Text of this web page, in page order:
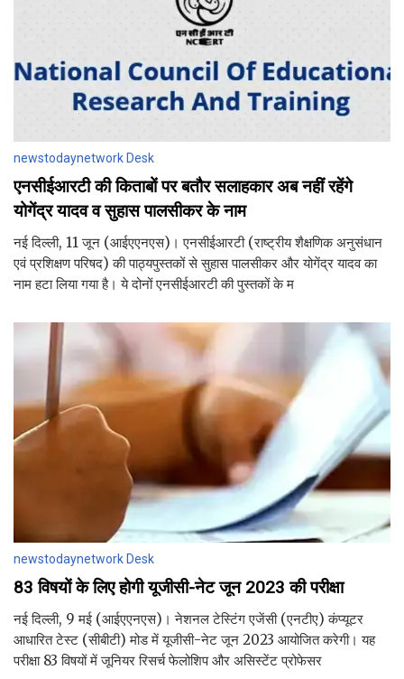
newstodaynetwork Desk
एनसीईआरटी की किताबों पर बतौर सलाहकार अब नहीं रहेंगे
योगेंद्र यादव व सुहास पालसीकर के नाम
नई दिल्ली, 11 जून (आईएएनएस)। एनसीईआरटी (राष्ट्रीय शैक्षणिक अनुसंधान
एवं प्रशिक्षण परिषद) की पाठ्यपुस्तकों से सुहास पालसीकर और योगेंद्र यादव का
नाम हटा लिया गया है। ये दोनों एनसीईआरटी की पुस्तकों के म
newstodaynetwork Desk
83 विषयों के लिए होगी यूजीसी-नेट जून 2023 की परीक्षा
नई दिल्ली, 9 मई (आईएएनएस)। नेशनल टेस्टिंग एजेंसी (एनटीए) कंप्यूटर
आधारित टेस्ट (सीबीटी) मोड में यूजीसी-नेट जून 2023 आयोजित करेगी। यह
परीक्षा 83 विषयों में जूनियर रिसर्च फेलोशिप और असिस्टेंट प्रोफेसर